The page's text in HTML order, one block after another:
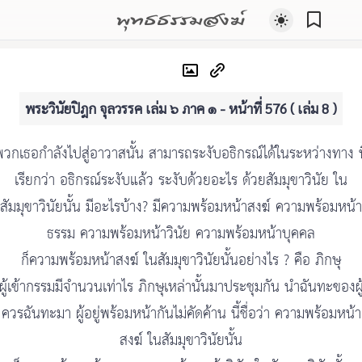
พุทธธรรมสงฆ์
พระวินัยปิฎก จุลวรรค เล่ม ๖ ภาค ๑ - หน้าที่ 576 ( เล่ม 8 )
กเธอกำลังไปสู่อาวาสนั้น สามารถระงับอธิกรณ์ได้ในระหว่างทาง
เรียกว่า อธิกรณ์ระงับแล้ว ระงับด้วยอะไร ด้วยสัมมุขาวินัย ใน
สัมมุขาวินัยนั้น มีอะไรบ้าง? มีความพร้อมหน้าสงฆ์ ความพร้อมหน้า
ธรรม ความพร้อมหน้าวินัย ความพร้อมหน้าบุคคล
ก็ความพร้อมหน้าสงฆ์ ในสัมมุขาวินัยนั้นอย่างไร ? คือ ภิกษุ
ผู้เข้ากรรมมีจำนวนเท่าไร ภิกษุเหล่านั้นมาประชุมกัน นำฉันทะของ
ควรฉันทะมา ผู้อยู่พร้อมหน้ากันไม่คัดค้าน นี้ชื่อว่า ความพร้อมหน้า
สงฆ์ ในสัมมุขาวินัยนั้น